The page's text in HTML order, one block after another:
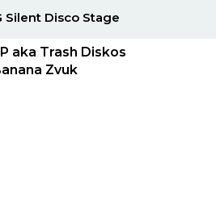
Silent Disco Stage
aka Trash Diskos
Zvuk